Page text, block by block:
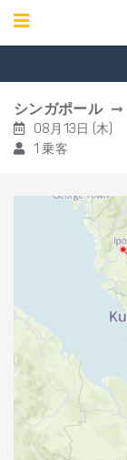
シンガポール
08月13日 (木)
1 乗客